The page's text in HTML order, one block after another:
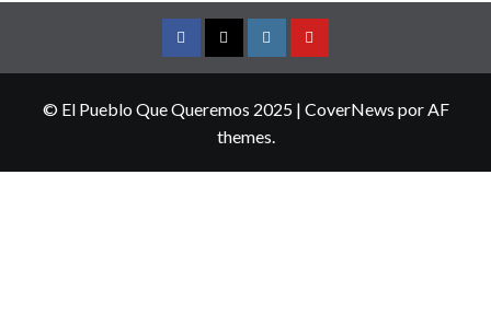
FacebookTwitterInstagramYouTube
© El Pueblo Que Queremos 2025 | CoverNews por AF
themes.